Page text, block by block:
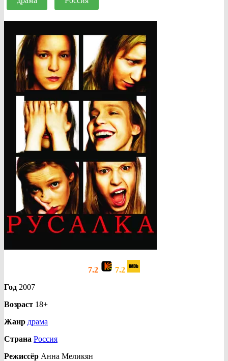
7.2
7.2
Год 2007
Возраст 18+
Жанр драма
Страна Россия
Режиссёр Анна Меликян